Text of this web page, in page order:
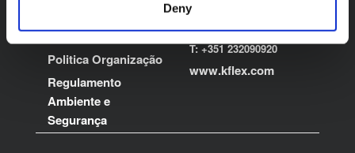
Deny
Contactos
Politica Organização
Regulamento
Ambiente e
Segurança
3680-170 Oliveira de
Frades
T: +351 232090920
www.kflex.com